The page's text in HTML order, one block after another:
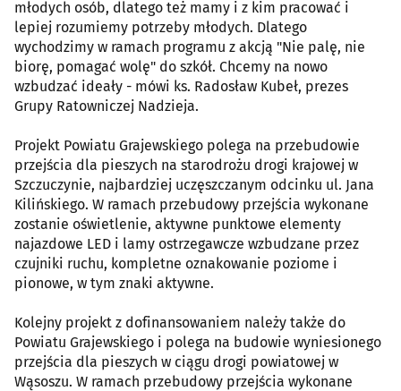
młodych osób, dlatego też mamy i z kim pracować i
lepiej rozumiemy potrzeby młodych. Dlatego
wychodzimy w ramach programu z akcją "Nie palę, nie
biorę, pomagać wolę" do szkół. Chcemy na nowo
wzbudzać ideały - mówi ks. Radosław Kubeł, prezes
Grupy Ratowniczej Nadzieja.
Projekt Powiatu Grajewskiego polega na przebudowie
przejścia dla pieszych na starodrożu drogi krajowej w
Szczuczynie, najbardziej uczęszczanym odcinku ul. Jana
Kilińskiego. W ramach przebudowy przejścia wykonane
zostanie oświetlenie, aktywne punktowe elementy
najazdowe LED i lamy ostrzegawcze wzbudzane przez
czujniki ruchu, kompletne oznakowanie poziome i
pionowe, w tym znaki aktywne.
Kolejny projekt z dofinansowaniem należy także do
Powiatu Grajewskiego i polega na budowie wyniesionego
przejścia dla pieszych w ciągu drogi powiatowej w
Wąsoszu. W ramach przebudowy przejścia wykonane